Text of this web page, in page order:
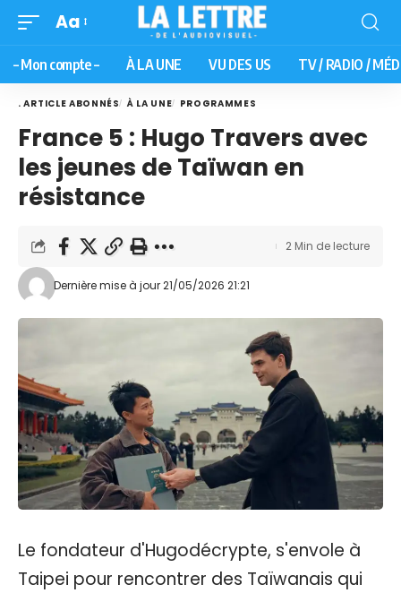
Aa
– Mon compte – À LA UNE VU DES US TV / RADIO /
. ARTICLE ABONNÉS À LA UNE PROGRAMMES
France 5 : Hugo Travers avec
les jeunes de Taïwan en
résistance
Dernière mise à jour 21/05/2026 21:21
2 Min de lecture
Le fondateur d'Hugodécrypte, s'envole à
Taipei pour rencontrer des Taïwanais qui